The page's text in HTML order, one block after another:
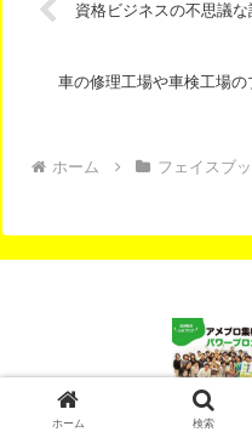
資格ビジネスの不思議な
車の修理工場や車検工場
ホーム フェイスブ
© 2012-2026 アメ
ホーム 検索